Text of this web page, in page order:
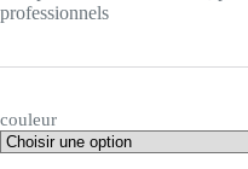
professionnels
couleur